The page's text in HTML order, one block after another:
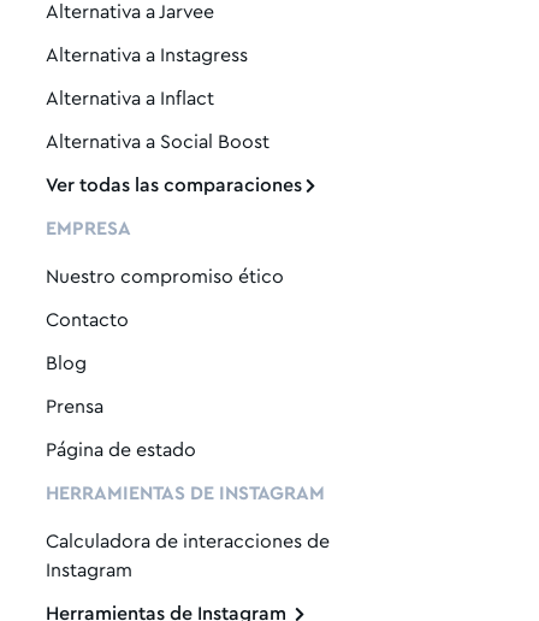
Alternativa a Jarvee
Alternativa a Instagress
Alternativa a Inflact
Alternativa a Social Boost
Ver todas las comparaciones
EMPRESA
Nuestro compromiso ético
Contacto
Blog
Prensa
Página de estado
HERRAMIENTAS DE INSTAGRAM
Calculadora de interacciones de
Instagram
Herramientas de Instagram